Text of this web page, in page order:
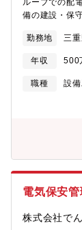
ループでの配
備の建設・保
設備形成の方
いる用地の
等＜配電設備
守計画立案・
験や保有スキ
は、適性に合
宿直業務に従
ョン中部電力
電事業会社と
た。当社は、
安価で安定的
の応募部署で
の内、電柱や
勤務地 三
年収 500
職種
設
電気保安管
株式会社で